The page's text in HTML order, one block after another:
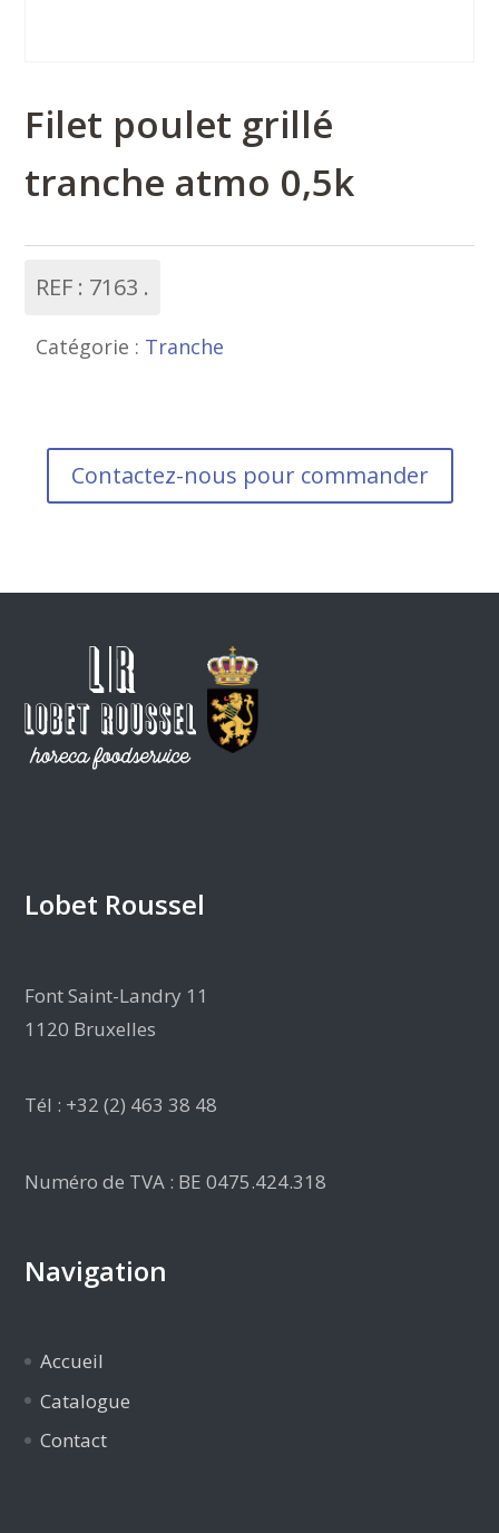
Filet poulet grillé
tranche atmo 0,5k
REF : 7163
Catégorie : Tranche
Contactez-nous pour commander
Lobet Roussel
Font Saint-Landry 11
1120 Bruxelles
Tél : +32 (2) 463 38 48
Numéro de TVA : BE 0475.424.318
Navigation
Accueil
Catalogue
Contact